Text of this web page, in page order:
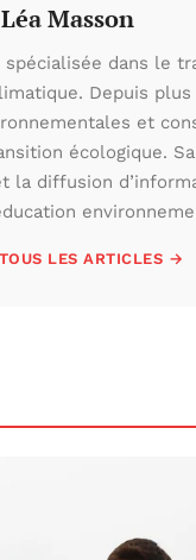
Léa Masson
dans le
Depuis
et
écologique.
la diffusion
LES ARTICLES →